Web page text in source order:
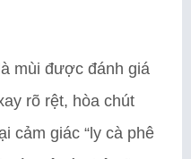
mùi được đánh giá
rõ rệt, hòa chút
cảm giác “ly cà phê